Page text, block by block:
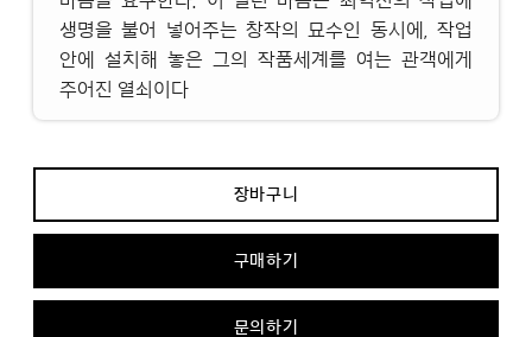
생명을 불어 넣어주는 창작의 묘수인 동시에, 작업
안에 설치해 놓은 그의 작품세계를 여는 관객에게
주어진 열쇠이다
장바구니
구매하기
문의하기